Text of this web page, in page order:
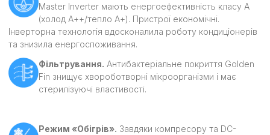
Master Inverter мають енергоефективність класу А
(холод А++/тепло А+). Пристрої економічні.
Інверторна технологія вдосконалила роботу кондиціонерів
та знизила енергоспоживання.
Фільтрування. Антибактеріальне покриття Golden
Fin знищує хвороботворні мікроорганізми і має
стерилізуючі властивості.
Режим «Обігрів». Завдяки компресору та DC-